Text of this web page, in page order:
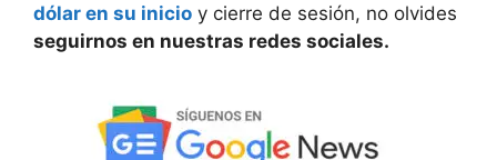
dólar en su inicio y cierre de sesión, no olvides
seguirnos en nuestras redes sociales.